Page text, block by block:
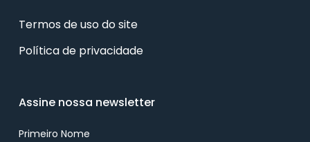
Termos de uso do site
Política de privacidade
Assine nossa newsletter
Primeiro Nome